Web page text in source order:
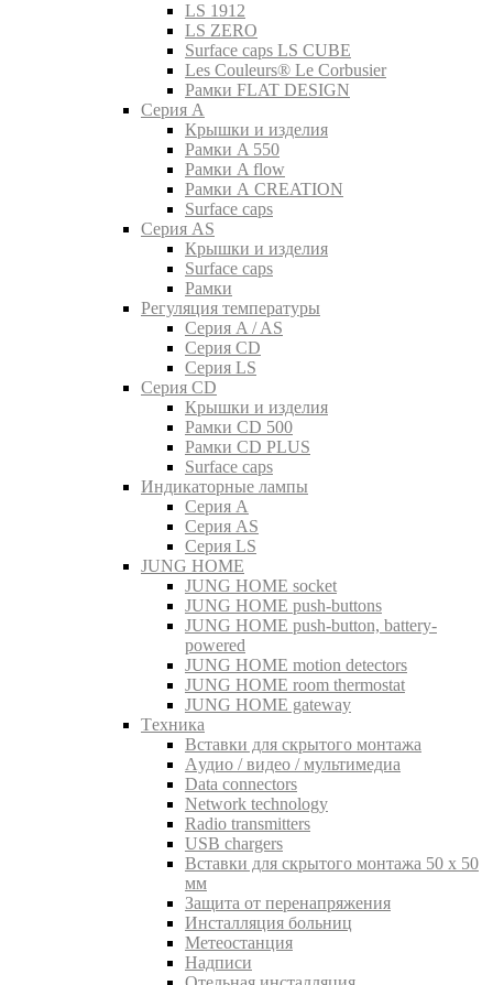
LS 1912
LS ZERO
Surface caps LS CUBE
Les Couleurs® Le Corbusier
Рамки FLAT DESIGN
Серия A
Крышки и изделия
Рамки A 550
Рамки A flow
Рамки A CREATION
Surface caps
Серия AS
Крышки и изделия
Surface caps
Рамки
Регуляция температуры
Серия A / AS
Серия CD
Серия LS
Серия CD
Крышки и изделия
Рамки CD 500
Рамки CD PLUS
Surface caps
Индикаторные лампы
Серия A
Серия AS
Серия LS
JUNG HOME
JUNG HOME socket
JUNG HOME push-buttons
JUNG HOME push-button, battery-
powered
JUNG HOME motion detectors
JUNG HOME room thermostat
JUNG HOME gateway
Tехника
Вставки для скрытого монтажа
Aудио / видео / мультимедиа
Data connectors
Network technology
Radio transmitters
USB chargers
Вставки для скрытого монтажа 50 x 50
мм
Защита от перенапряжения
Инсталляция больниц
Метеостанция
Надписи